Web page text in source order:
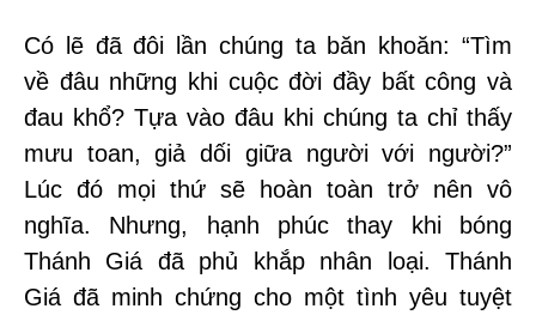
Có lẽ đã đôi lần chúng ta băn khoăn: “Tìm
về đâu những khi cuộc đời đầy bất công và
đau khổ? Tựa vào đâu khi chúng ta chỉ thấy
mưu toan, giả dối giữa người với người?”
Lúc đó mọi thứ sẽ hoàn toàn trở nên vô
nghĩa. Nhưng, hạnh phúc thay khi bóng
Thánh Giá đã phủ khắp nhân loại. Thánh
Giá đã minh chứng cho một tình yêu tuyệt